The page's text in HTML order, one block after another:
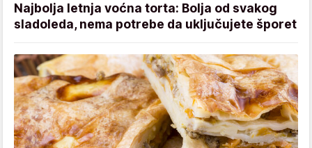
Najbolja letnja voćna torta: Bolja od svakog
sladoleda, nema potrebe da uključujete šporet